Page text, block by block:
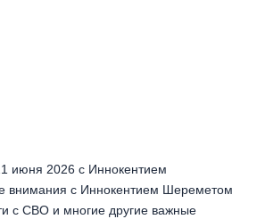
июня 2026 с Иннокентием
внимания с Иннокентием Шереметом
с СВО и многие другие важные